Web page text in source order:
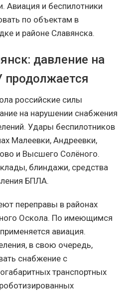
Авиация и беспилотники
по объектам в
и районе Славянска.
давление на
продолжается
российские силы
на нарушении снабжения
Удары беспилотников
Малеевки, Андреевки,
и Высшего Солёного.
блиндажи, средства
БПЛА.
переправы в районах
Оскола. По имеющимся
авиация.
в свою очередь,
снабжение с
транспортных